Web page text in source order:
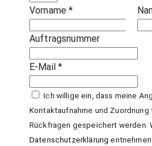
Vorname *
Auftragsnummer
E-Mail *
Ich willige ein, dass meine
Kontaktaufnahme und Zuordnung
Rückfragen gespeichert werden.
Datenschutzerklärung entnehmen.